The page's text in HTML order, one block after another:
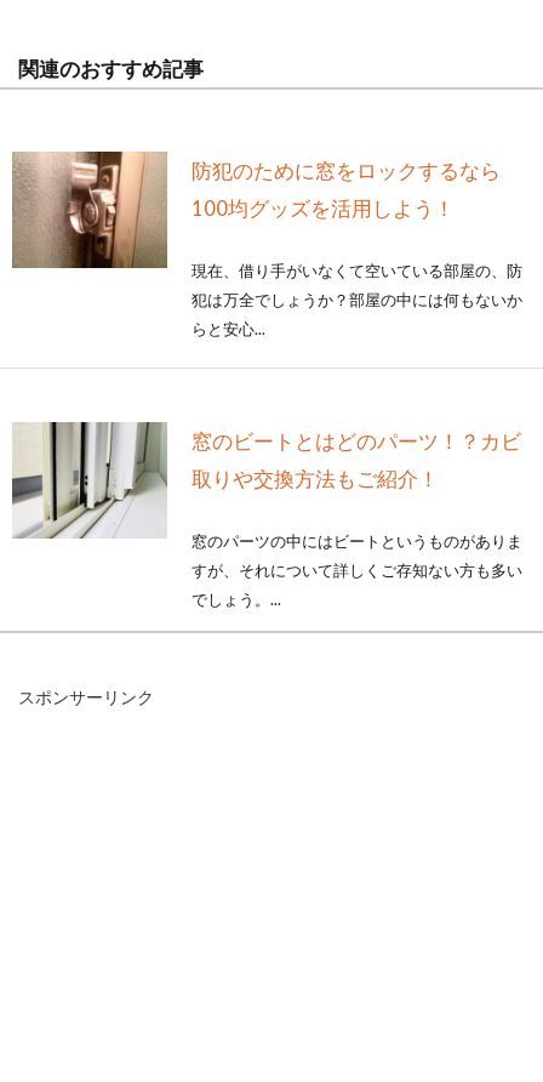
関連のおすすめ記事
防犯のために窓をロックするなら
100均グッズを活用しよう！
現在、借り手がいなくて空いている部屋の、防
犯は万全でしょうか？部屋の中には何もないか
らと安心...
窓のビートとはどのパーツ！？カビ
取りや交換方法もご紹介！
窓のパーツの中にはビートというものがありま
すが、それについて詳しくご存知ない方も多い
でしょう。...
スポンサーリンク